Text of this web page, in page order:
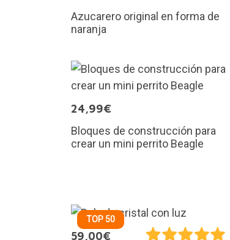
Azucarero original en forma de
naranja
24,99€
Bloques de construcción para
crear un mini perrito Beagle
TOP 50
59,00€